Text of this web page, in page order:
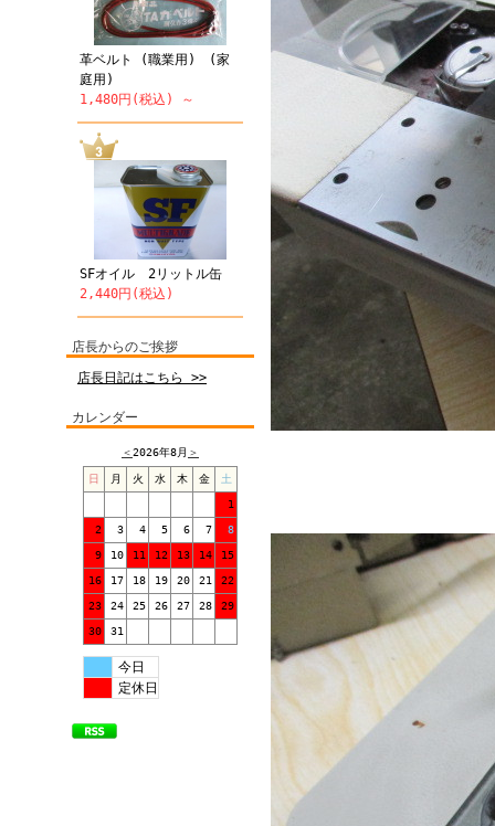
革ベルト (職業用) (家
庭用)
1,480円(税込) ～
SFオイル 2リットル缶
2,440円(税込)
店長からのご挨拶
店長日記はこちら >>
カレンダー
＜2026年8月 ＞
日 月 火 水 木 金 土
1
2 3 4 5 6 7 8
9 10 11 12 13 14 15
16 17 18 19 20 21 22
23 24 25 26 27 28 29
30 31
今日
定休日